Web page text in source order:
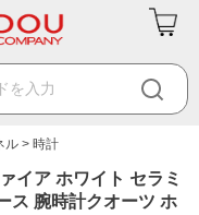
ル 時計
イア ホワイト セラミ
ス 腕時計クオーツ ホ